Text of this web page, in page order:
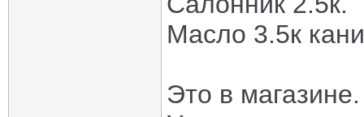
Масло 3.5к
Это в магазине.